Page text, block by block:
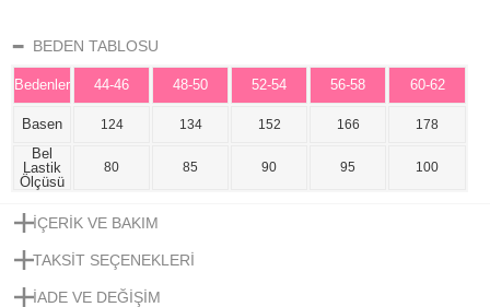
BEDEN TABLOSU
Bedenler 44-46 48-50 52-54 56-58 60-62
Basen 124 134 152 166 178
Bel
Lastik
Ölçüsü
80 85 90 95 100
İÇERIK VE BAKIM
TAKSIT SEÇENEKLERI
IADE VE DEĞIŞIM